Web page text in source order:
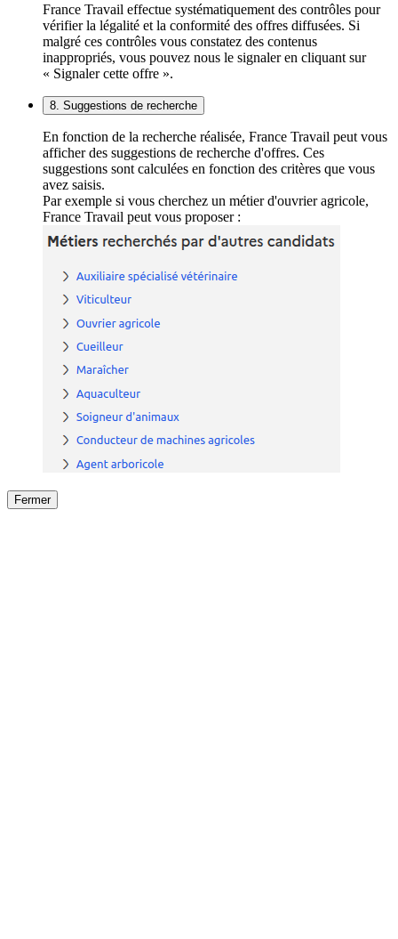
France Travail effectue systématiquement des contrôles pour
vérifier la légalité et la conformité des offres diffusées. Si
malgré ces contrôles vous constatez des contenus
inappropriés, vous pouvez nous le signaler en cliquant sur
« Signaler cette offre ».
8. Suggestions de recherche
En fonction de la recherche réalisée, France Travail peut vous
afficher des suggestions de recherche d'offres. Ces
suggestions sont calculées en fonction des critères que vous
avez saisis.
Par exemple si vous cherchez un métier d'ouvrier agricole,
France Travail peut vous proposer :
Fermer